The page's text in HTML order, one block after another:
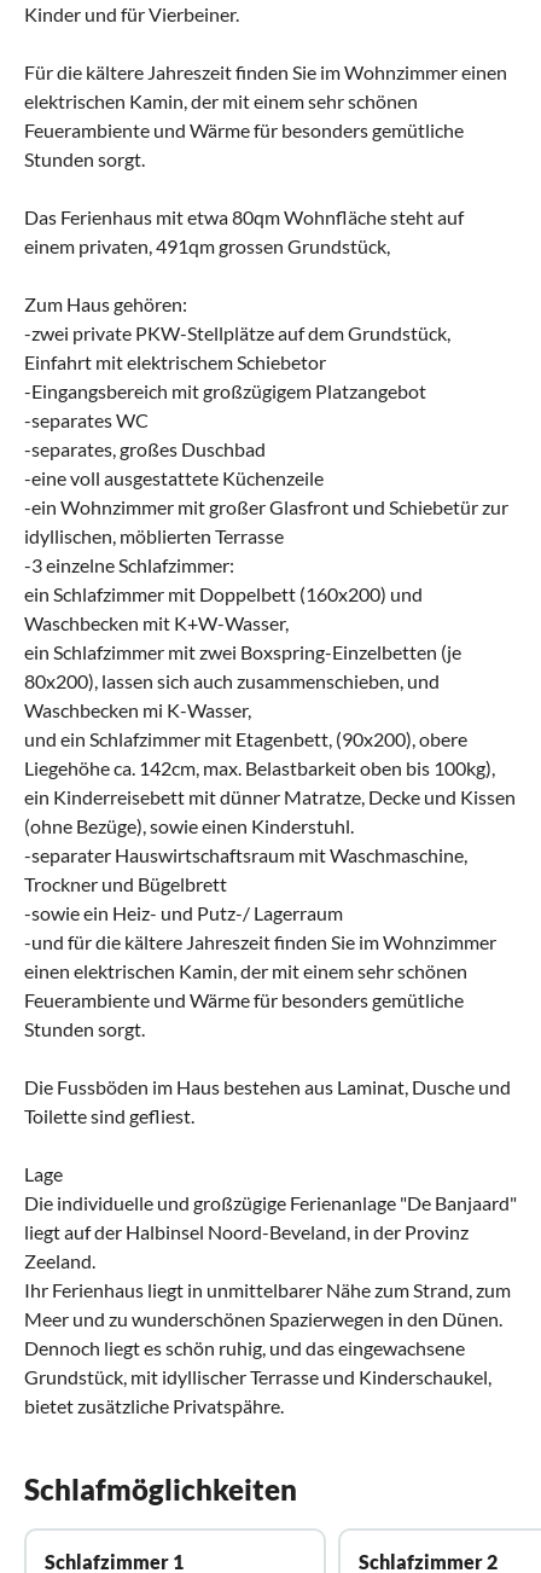
Kinder und für Vierbeiner.
Für die kältere Jahreszeit finden Sie im Wohnzimmer einen
elektrischen Kamin, der mit einem sehr schönen
Feuerambiente und Wärme für besonders gemütliche
Stunden sorgt.
Das Ferienhaus mit etwa 80qm Wohnfläche steht auf
einem privaten, 491qm grossen Grundstück,
Zum Haus gehören:
-zwei private PKW-Stellplätze auf dem Grundstück,
Einfahrt mit elektrischem Schiebetor
-Eingangsbereich mit großzügigem Platzangebot
-separates WC
-separates, großes Duschbad
-eine voll ausgestattete Küchenzeile
-ein Wohnzimmer mit großer Glasfront und Schiebetür zur
idyllischen, möblierten Terrasse
-3 einzelne Schlafzimmer:
ein Schlafzimmer mit Doppelbett (160x200) und
Waschbecken mit K+W-Wasser,
ein Schlafzimmer mit zwei Boxspring-Einzelbetten (je
80x200), lassen sich auch zusammenschieben, und
Waschbecken mi K-Wasser,
und ein Schlafzimmer mit Etagenbett, (90x200), obere
Liegehöhe ca. 142cm, max. Belastbarkeit oben bis 100kg),
ein Kinderreisebett mit dünner Matratze, Decke und Kissen
(ohne Bezüge), sowie einen Kinderstuhl.
-separater Hauswirtschaftsraum mit Waschmaschine,
Trockner und Bügelbrett
-sowie ein Heiz- und Putz-/ Lagerraum
-und für die kältere Jahreszeit finden Sie im Wohnzimmer
einen elektrischen Kamin, der mit einem sehr schönen
Feuerambiente und Wärme für besonders gemütliche
Stunden sorgt.
Die Fussböden im Haus bestehen aus Laminat, Dusche und
Toilette sind gefliest.
Lage
Die individuelle und großzügige Ferienanlage "De Banjaard"
liegt auf der Halbinsel Noord-Beveland, in der Provinz
Zeeland.
Ihr Ferienhaus liegt in unmittelbarer Nähe zum Strand, zum
Meer und zu wunderschönen Spazierwegen in den Dünen.
Dennoch liegt es schön ruhig, und das eingewachsene
Grundstück, mit idyllischer Terrasse und Kinderschaukel,
bietet zusätzliche Privatspähre.
Schlafmöglichkeiten
Schlafzimmer 1 Schlafzimmer 2